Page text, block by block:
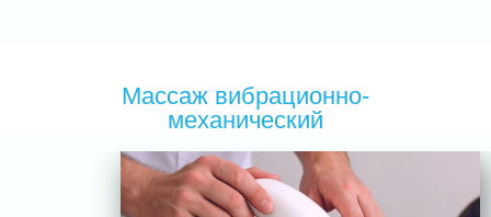
Массаж вибрационно-
механический